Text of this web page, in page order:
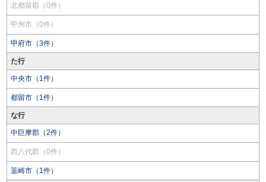
北都留郡（0件）
甲州市（0件）
甲府市（3件）
た行
中央市（1件）
都留市（1件）
な行
中巨摩郡（2件）
西八代郡（0件）
韮崎市（1件）